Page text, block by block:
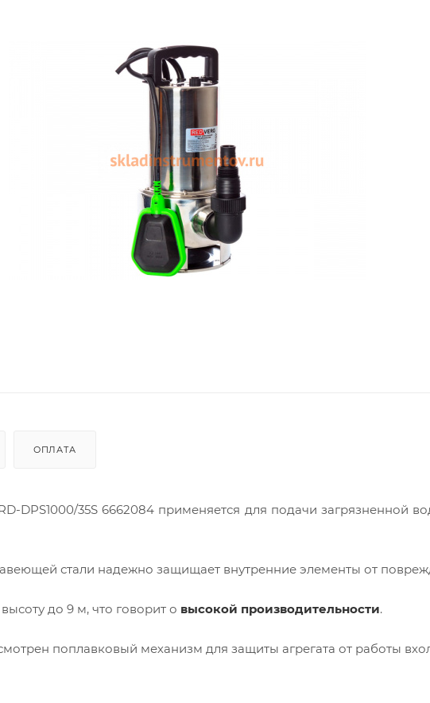
ОПЛАТА
DPS1000/35S 6662084 применяется для подачи загрязненной
стали надежно защищает внутренние элементы от
до 9 м, что говорит о высокой производительности.
поплавковый механизм для защиты агрегата от работы